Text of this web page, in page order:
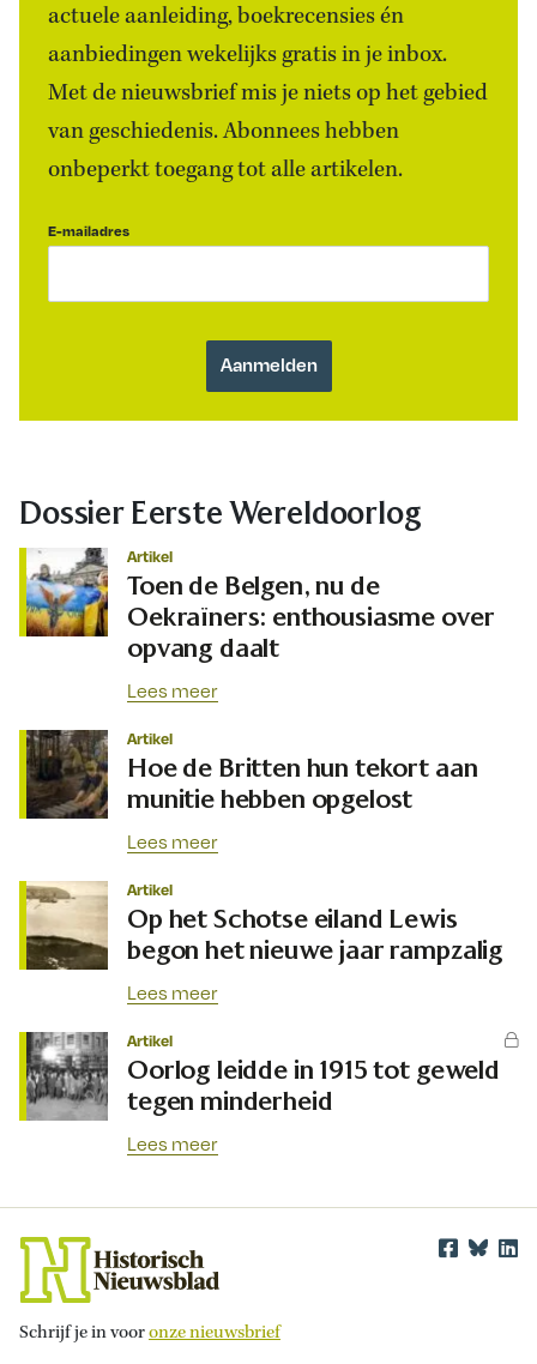
actuele aanleiding, boekrecensies én
aanbiedingen wekelijks gratis in je inbox.
Met de nieuwsbrief mis je niets op het gebied
van geschiedenis. Abonnees hebben
onbeperkt toegang tot alle artikelen.
E-mailadres
Dossier Eerste Wereldoorlog
Artikel
Toen de Belgen, nu de
Oekraïners: enthousiasme over
opvang daalt
Lees meer
Artikel
Hoe de Britten hun tekort aan
munitie hebben opgelost
Lees meer
Artikel
Op het Schotse eiland Lewis
begon het nieuwe jaar rampzalig
Lees meer
Artikel
Oorlog leidde in 1915 tot geweld
tegen minderheid
Lees meer
Schrijf je in vooronze nieuwsbrief